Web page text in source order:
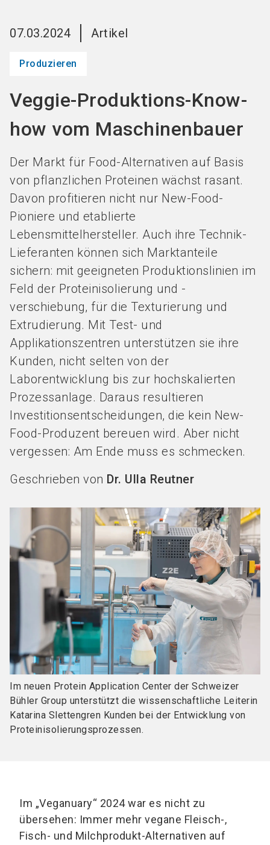
werden
07.03.2024 Artikel
Produzieren
Veggie-Produktions-Know-
how vom Maschinenbauer
Der Markt für Food-Alternativen auf Basis
von pflanzlichen Proteinen wächst rasant.
Davon profitieren nicht nur New-Food-
Pioniere und etablierte
Lebensmittelhersteller. Auch ihre Technik-
Lieferanten können sich Marktanteile
sichern: mit geeigneten Produktionslinien im
Feld der Proteinisolierung und -
verschiebung, für die Texturierung und
Extrudierung. Mit Test- und
Applikationszentren unterstützen sie ihre
Kunden, nicht selten von der
Laborentwicklung bis zur hochskalierten
Prozessanlage. Daraus resultieren
Investitionsentscheidungen, die kein New-
Food-Produzent bereuen wird. Aber nicht
vergessen: Am Ende muss es schmecken.
Geschrieben von Dr. Ulla Reutner
Im neuen Protein Application Center der Schweizer
Bühler Group unterstützt die wissenschaftliche Leiterin
Katarina Slettengren Kunden bei der Entwicklung von
Proteinisolierungsprozessen.
Im „Veganuary“ 2024 war es nicht zu
übersehen: Immer mehr vegane Fleisch-,
Fisch- und Milchprodukt-Alternativen auf